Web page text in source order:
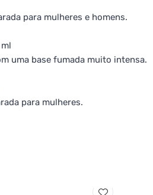
para mulheres e homens.
uma base fumada muito intensa.
para mulheres.